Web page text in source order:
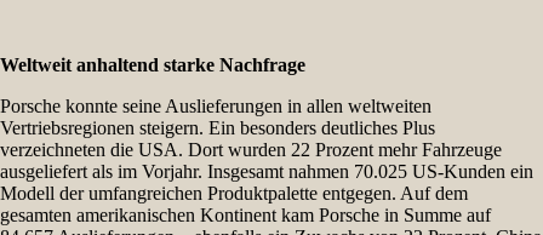
Weltweit anhaltend starke Nachfrage
Porsche konnte seine Auslieferungen in allen weltweiten
Vertriebsregionen steigern. Ein besonders deutliches Plus
verzeichneten die USA. Dort wurden 22 Prozent mehr Fahrzeuge
ausgeliefert als im Vorjahr. Insgesamt nahmen 70.025 US-Kunden ein
Modell der umfangreichen Produktpalette entgegen. Auf dem
gesamten amerikanischen Kontinent kam Porsche in Summe auf